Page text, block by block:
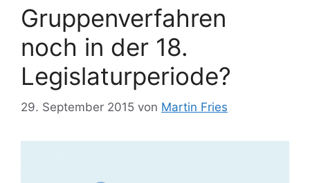
Gruppenverfahren
noch in der 18.
Legislaturperiode?
29. September 2015 von Martin Fries